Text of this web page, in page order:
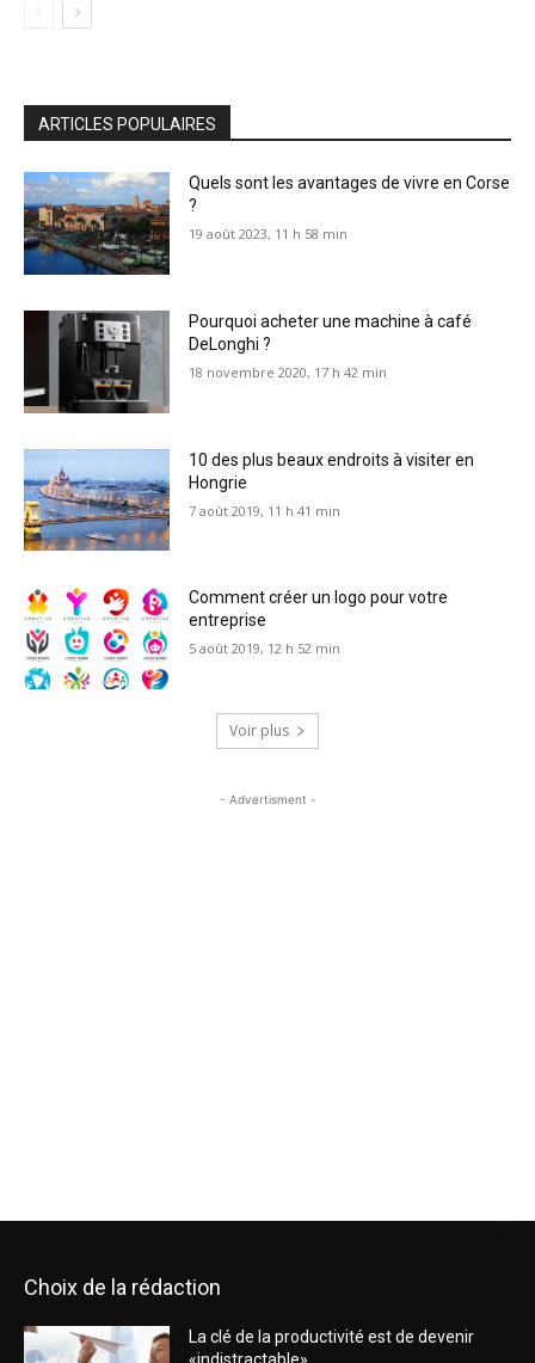
ARTICLES POPULAIRES
Quels sont les avantages de vivre en Corse
?
19 août 2023, 11 h 58 min
Pourquoi acheter une machine à café
DeLonghi ?
18 novembre 2020, 17 h 42 min
10 des plus beaux endroits à visiter en
Hongrie
7 août 2019, 11 h 41 min
Comment créer un logo pour votre
entreprise
5 août 2019, 12 h 52 min
Voir plus
- Advertisment -
Choix de la rédaction
La clé de la productivité est de devenir